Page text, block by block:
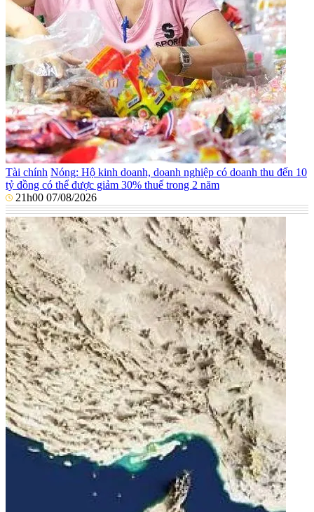
Tài chính Nóng: Hộ kinh doanh, doanh nghiệp có doanh thu đến 10
tỷ đồng có thể được giảm 30% thuế trong 2 năm
21h00 07/08/2026